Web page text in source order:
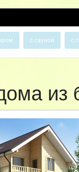
с сауной с
из